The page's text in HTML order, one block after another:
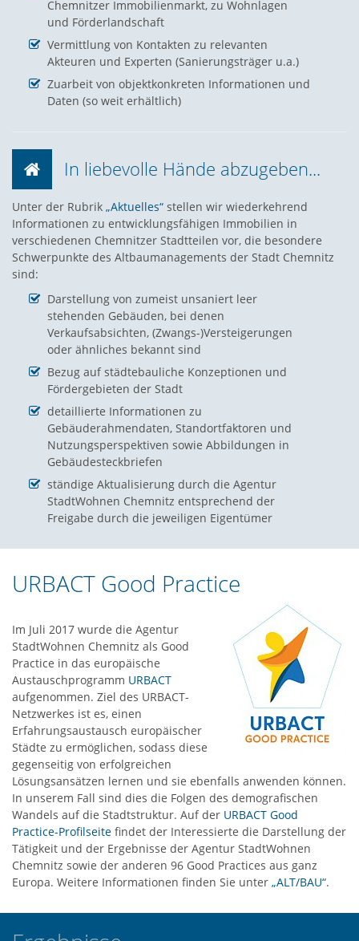
Chemnitzer Immobilienmarkt, zu Wohnlagen
und Förderlandschaft
Vermittlung von Kontakten zu relevanten
Akteuren und Experten (Sanierungsträger u.a.)
Zuarbeit von objektkonkreten Informationen und
Daten (so weit erhältlich)
In liebevolle Hände abzugeben...
Unter der Rubrik „Aktuelles“ stellen wir wiederkehrend
Informationen zu entwicklungsfähigen Immobilien in
verschiedenen Chemnitzer Stadtteilen vor, die besondere
Schwerpunkte des Altbaumanagements der Stadt Chemnitz
sind:
Darstellung von zumeist unsaniert leer
stehenden Gebäuden, bei denen
Verkaufsabsichten, (Zwangs-)Versteigerungen
oder ähnliches bekannt sind
Bezug auf städtebauliche Konzeptionen und
Fördergebieten der Stadt
detaillierte Informationen zu
Gebäuderahmendaten, Standortfaktoren und
Nutzungsperspektiven sowie Abbildungen in
Gebäudesteckbriefen
ständige Aktualisierung durch die Agentur
StadtWohnen Chemnitz entsprechend der
Freigabe durch die jeweiligen Eigentümer
URBACT Good Practice
Im Juli 2017 wurde die Agentur
StadtWohnen Chemnitz als Good
Practice in das europäische
Austauschprogramm URBACT
aufgenommen. Ziel des URBACT-
Netzwerkes ist es, einen
Erfahrungsaustausch europäischer
Städte zu ermöglichen, sodass diese
gegenseitig von erfolgreichen
Lösungsansätzen lernen und sie ebenfalls anwenden können.
In unserem Fall sind dies die Folgen des demografischen
Wandels auf die Stadtstruktur. Auf der URBACT Good
Practice-Profilseite findet der Interessierte die Darstellung der
Tätigkeit und der Ergebnisse der Agentur StadtWohnen
Chemnitz sowie der anderen 96 Good Practices aus ganz
Europa. Weitere Informationen finden Sie unter „ALT/BAU“.